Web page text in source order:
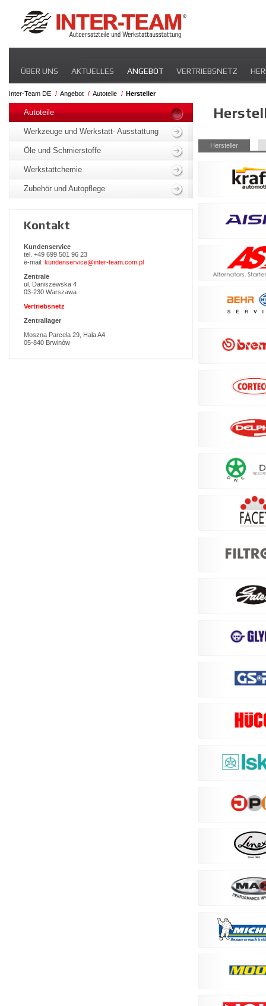
überspringen
ÜBER UNS AKTUELLES ANGEBOT VERTRIEBSNETZ
Inter-Team DE Angebot Autoteile Hersteller
Navigation
überspringen
Hersteller
Navigation
überspringen
Autoteile
Werkzeuge und Werkstatt- Ausstattung
Öle und Schmierstoffe
Werkstattchemie
Zubehör und Autopflege
Kontakt
Kundenservice
tel. +49 699 501 96 23
e-mail: kundenservice@inter-team.com.pl
Zentrale
ul. Daniszewska 4
03-230 Warszawa
Vertriebsnetz
Zentrallager
Moszna Parcela 29, Hala A4
05-840 Brwinów